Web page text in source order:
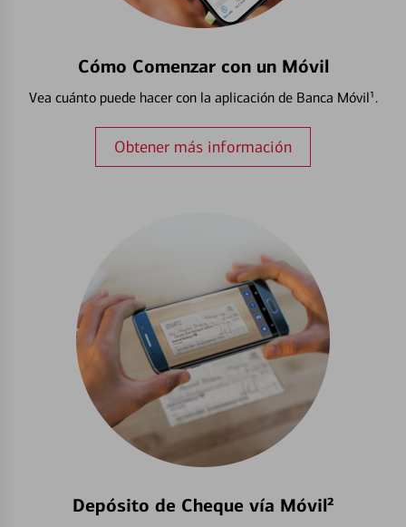
Cómo Comenzar con un Móvil
Vea cuánto puede hacer con la aplicación de Banca Móvil¹.
Obtener más información
Depósito de Cheque vía Móvil²